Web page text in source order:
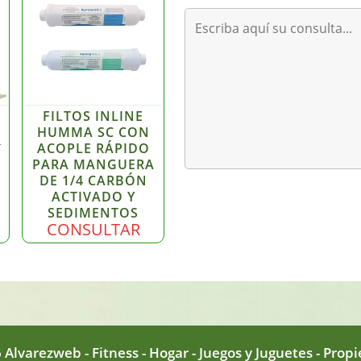
FILTOS INLINE
HUMMA SC CON
ACOPLE RÁPIDO
PARA MANGUERA
DE 1/4 CARBÓN
ACTIVADO Y
SEDIMENTOS
CONSULTAR
- Fitness - Hogar - Juegos y Juguetes -